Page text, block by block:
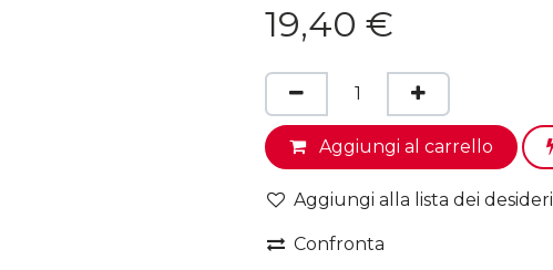
19,40 €
Aggiungi al carrello
Aggiungi alla lista dei desideri
Confronta